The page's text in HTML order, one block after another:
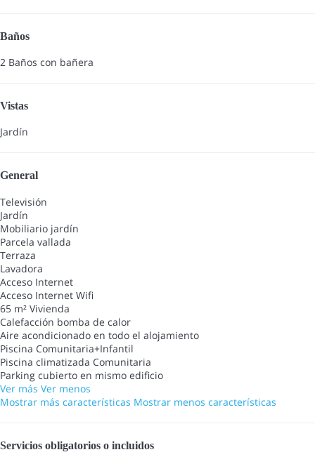
Baños
2 Baños con bañera
Vistas
Jardín
General
Televisión
Jardín
Mobiliario jardín
Parcela vallada
Terraza
Lavadora
Acceso Internet
Acceso Internet Wifi
65 m² Vivienda
Calefacción bomba de calor
Aire acondicionado en todo el alojamiento
Piscina Comunitaria+Infantil
Piscina climatizada Comunitaria
Parking cubierto en mismo edificio
Ver más Ver menos
Mostrar más características Mostrar menos características
Servicios obligatorios o incluidos